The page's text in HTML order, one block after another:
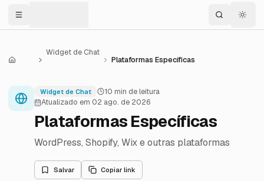
Menu
Central de Ajuda
Widget de Chat
Plataformas Específicas
Widget de Chat 10 min de leitura
Atualizado em 02 ago. de 2026
Plataformas Específicas
WordPress, Shopify, Wix e outras plataformas
Salvar Copiar link